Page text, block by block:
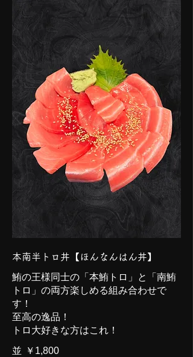
本南半トロ丼【ほんなんはん丼】
鮪の王様同士の「本鮪トロ」と「南鮪
トロ」の両方楽しめる組み合わせで
す！
至高の逸品！
トロ大好きな方はこれ！
並
￥1,800